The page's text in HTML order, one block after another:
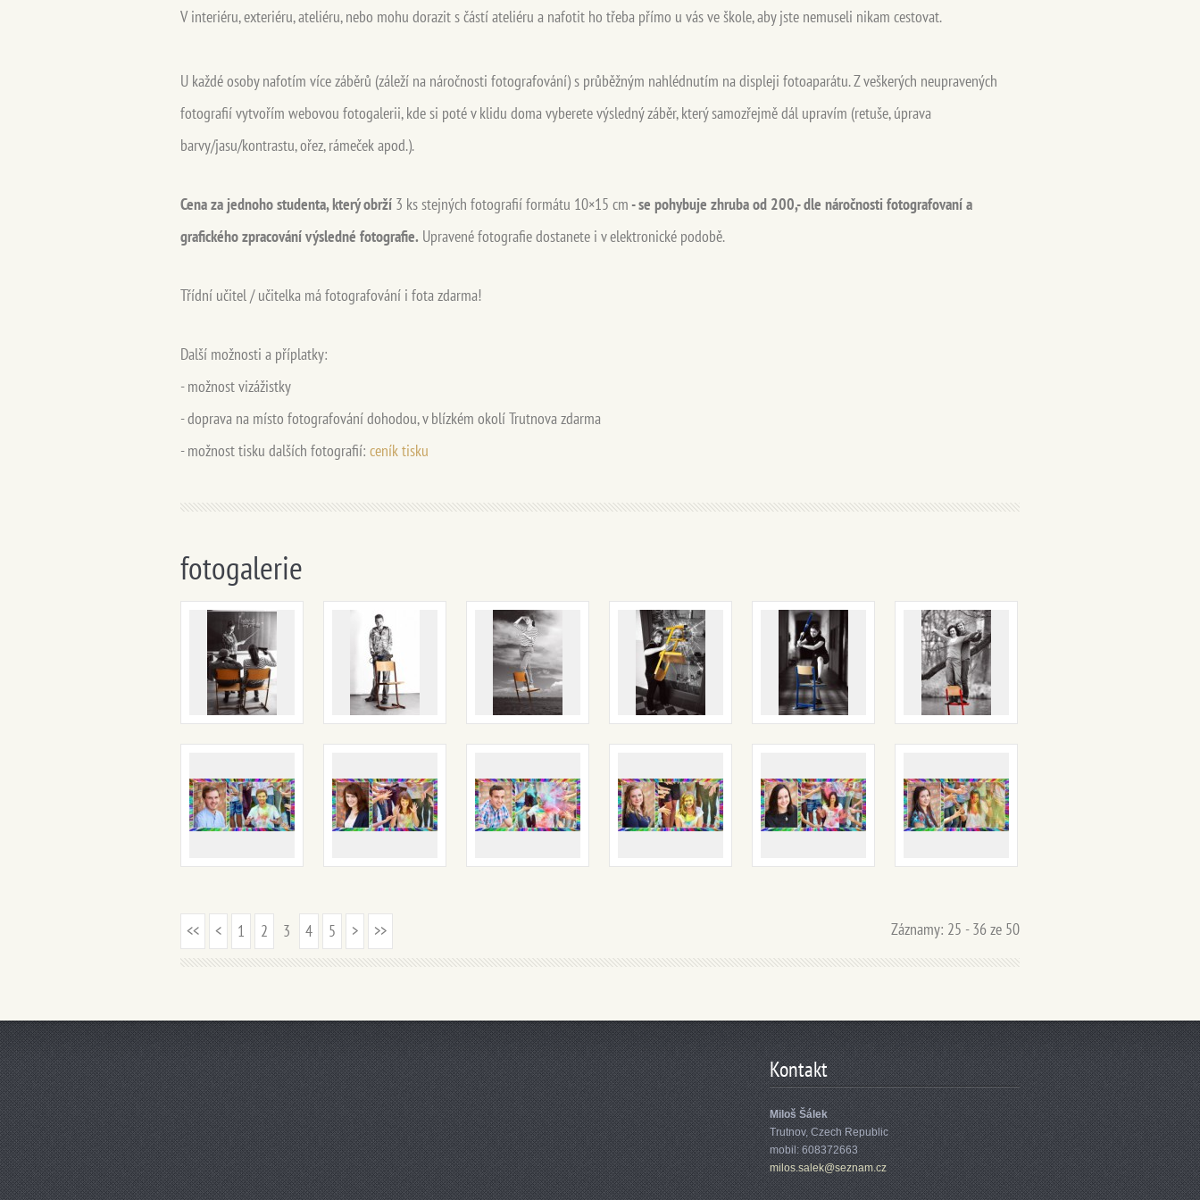
V interiéru, exteriéru, ateliéru, nebo mohu dorazit s částí ateliéru a nafotit ho třeba přímo u vás ve škole, aby jste nemuseli nikam cestovat.
U každé osoby nafotím více záběrů (záleží na náročnosti fotografování) s průběžným nahlédnutím na displeji fotoaparátu. Z veškerých neupravených
fotografií vytvořím webovou fotogalerii, kde si poté v klidu doma vyberete výsledný záběr, který samozřejmě dál upravím (retuše, úprava
barvy/jasu/kontrastu, ořez, rámeček apod.).
Cena za jednoho studenta, který obrží 3 ks stejných fotografií formátu 10×15 cm- se pohybuje zhruba od 200,- dle náročnosti fotografovaní a
grafického zpracování výsledné fotografie. Upravené fotografie dostanete i v elektronické podobě.
Třídní učitel / učitelka má fotografování i fota zdarma!
Další možnosti a příplatky:
- možnost vizážistky
- doprava na místo fotografování dohodou, v blízkém okolí Trutnova zdarma
- možnost tisku dalších fotografií: ceník tisku
fotogalerie
Záznamy: 25 - 36 ze 50
<< < 1 2 3 4 5 > >>
Kontakt
Miloš Šálek
Trutnov, Czech Republic
mobil: 608372663
milos.salek@seznam.cz